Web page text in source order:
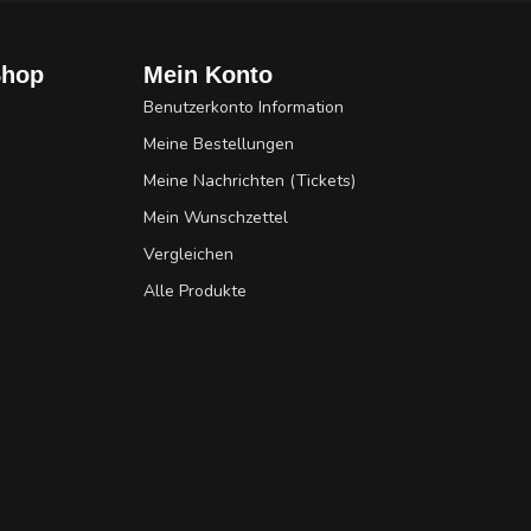
Mein Konto
Benutzerkonto Information
Meine Bestellungen
Meine Nachrichten (Tickets)
Mein Wunschzettel
Vergleichen
Alle Produkte